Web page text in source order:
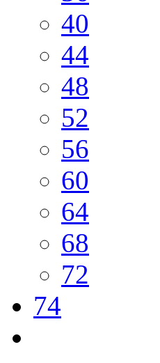
40
44
48
52
56
60
64
68
72
74